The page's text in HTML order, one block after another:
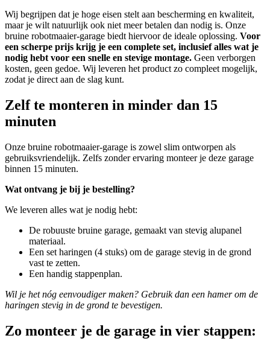
Wij begrijpen dat je hoge eisen stelt aan bescherming en kwaliteit,
maar je wilt natuurlijk ook niet meer betalen dan nodig is. Onze
bruine robotmaaier-garage biedt hiervoor de ideale oplossing. Voor
een scherpe prijs krijg je een complete set, inclusief alles wat je
nodig hebt voor een snelle en stevige montage. Geen verborgen
kosten, geen gedoe. Wij leveren het product zo compleet mogelijk,
zodat je direct aan de slag kunt.
Zelf te monteren in minder dan 15
minuten
Onze bruine robotmaaier-garage is zowel slim ontworpen als
gebruiksvriendelijk. Zelfs zonder ervaring monteer je deze garage
binnen 15 minuten.
Wat ontvang je bij je bestelling?
We leveren alles wat je nodig hebt:
De robuuste bruine garage, gemaakt van stevig alupanel
materiaal.
Een set haringen (4 stuks) om de garage stevig in de grond
vast te zetten.
Een handig stappenplan.
Wil je het nóg eenvoudiger maken? Gebruik dan een hamer om de
haringen stevig in de grond te bevestigen.
Zo monteer je de garage in vier stappen: